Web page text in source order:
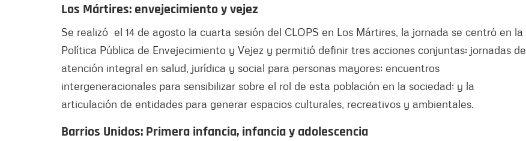
Los Mártires: envejecimiento y vejez
Se realizó el 14 de agosto la cuarta sesión del CLOPS en Los Mártires, la jornada se centró en la
Política Pública de Envejecimiento y Vejez y permitió definir tres acciones conjuntas: jornadas de
atención integral en salud, jurídica y social para personas mayores; encuentros
intergeneracionales para sensibilizar sobre el rol de esta población en la sociedad; y la
articulación de entidades para generar espacios culturales, recreativos y ambientales.
Barrios Unidos: Primera infancia, infancia y adolescencia